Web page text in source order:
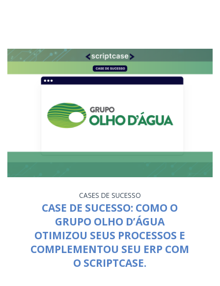
CASES DE SUCESSO
CASE DE SUCESSO: COMO O
GRUPO OLHO D’ÁGUA
OTIMIZOU SEUS PROCESSOS E
COMPLEMENTOU SEU ERP COM
O SCRIPTCASE.